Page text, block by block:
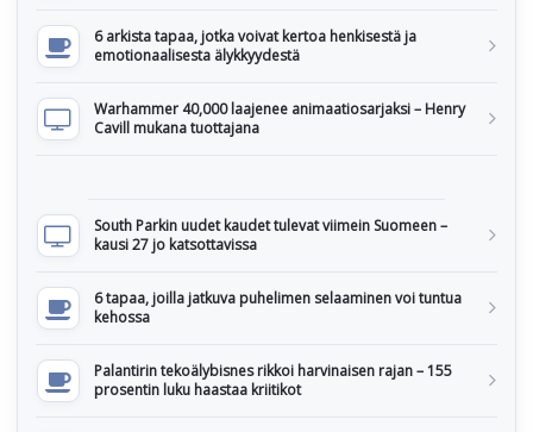
6 arkista tapaa, jotka voivat kertoa henkisestä ja
emotionaalisesta älykkyydestä
Warhammer 40,000 laajenee animaatiosarjaksi – Henry
Cavill mukana tuottajana
South Parkin uudet kaudet tulevat viimein Suomeen –
kausi 27 jo katsottavissa
6 tapaa, joilla jatkuva puhelimen selaaminen voi tuntua
kehossa
Palantirin tekoälybisnes rikkoi harvinaisen rajan – 155
prosentin luku haastaa kriitikot